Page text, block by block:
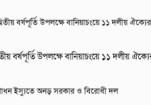
বর্ষপূর্তি উপলক্ষে বানিয়াচংয়ে ১১ দলীয়